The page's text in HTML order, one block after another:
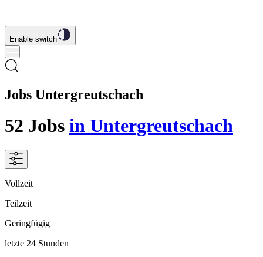
Enable switch
Jobs Untergreutschach
52 Jobs in Untergreutschach
Vollzeit
Teilzeit
Geringfügig
letzte 24 Stunden